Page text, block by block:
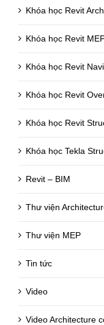
Khóa học Revit
Khóa học Revit
Khóa học Revit
Khóa học Revit
Khóa học Revit
Khóa học Tekla
Revit – BIM
Thư viện
Thư viện MEP
Tin tức
Video
Video Architecture